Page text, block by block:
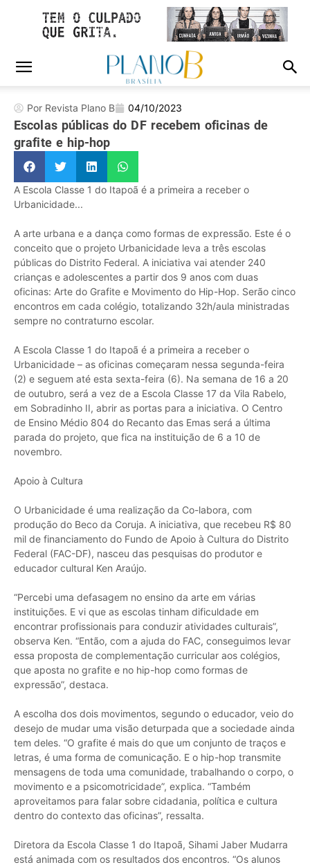
Por Revista Plano B 04/10/2023
Escolas públicas do DF recebem oficinas de
grafite e hip-hop
A Escola Classe 1 do Itapoã é a primeira a receber o
Urbanicidade...
A arte urbana e a dança como formas de expressão. Este é o
conceito que o projeto Urbanicidade leva a três escolas
públicas do Distrito Federal. A iniciativa vai atender 240
crianças e adolescentes a partir dos 9 anos com duas
oficinas: Arte do Grafite e Movimento do Hip-Hop. Serão cinco
encontros em cada colégio, totalizando 32h/aula ministradas
sempre no contraturno escolar.
A Escola Classe 1 do Itapoã é a primeira a receber o
Urbanicidade – as oficinas começaram nessa segunda-feira
(2) e seguem até esta sexta-feira (6). Na semana de 16 a 20
de outubro, será a vez de a Escola Classe 17 da Vila Rabelo,
em Sobradinho II, abrir as portas para a iniciativa. O Centro
de Ensino Médio 804 do Recanto das Emas será a última
parada do projeto, que fica na instituição de 6 a 10 de
novembro.
Apoio à Cultura
O Urbanicidade é uma realização da Co-labora, com
produção do Beco da Coruja. A iniciativa, que recebeu R$ 80
mil de financiamento do Fundo de Apoio à Cultura do Distrito
Federal (FAC-DF), nasceu das pesquisas do produtor e
educador cultural Ken Araújo.
“Percebi uma defasagem no ensino da arte em várias
instituições. E vi que as escolas tinham dificuldade em
encontrar profissionais para conduzir atividades culturais”,
observa Ken. “Então, com a ajuda do FAC, conseguimos levar
essa proposta de complementação curricular aos colégios,
que aposta no grafite e no hip-hop como formas de
expressão”, destaca.
A escolha dos dois movimentos, segundo o educador, veio do
desejo de mudar uma visão deturpada que a sociedade ainda
tem deles. “O grafite é mais do que um conjunto de traços e
letras, é uma forma de comunicação. E o hip-hop transmite
mensagens de toda uma comunidade, trabalhando o corpo, o
movimento e a psicomotricidade”, explica. “Também
aproveitamos para falar sobre cidadania, política e cultura
dentro do contexto das oficinas”, ressalta.
Diretora da Escola Classe 1 do Itapoã, Sihami Jaber Mudarra
está animada com os resultados dos encontros. “Os alunos